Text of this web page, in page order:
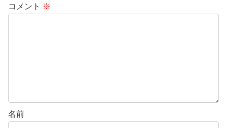
コメント ※
名前